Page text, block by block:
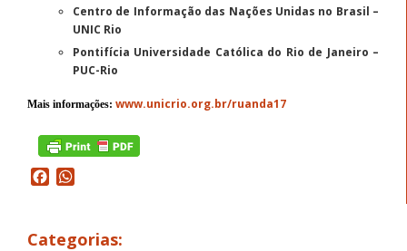
Centro de Informação das Nações Unidas no Brasil –
UNIC Rio
Pontifícia Universidade Católica do Rio de Janeiro –
PUC-Rio
Mais informações: www.unicrio.org.br/ruanda17
Facebook
Categorias: